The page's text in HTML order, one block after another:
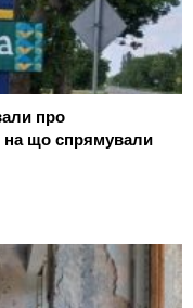
про
на що спрямували